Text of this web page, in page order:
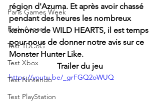
Paris Games Week
Early Access
Test 1DCoG
Test Xbox
Test Nintendo
Test PlayStation
région d'Azuma. Et après avoir chassé
pendant des heures les nombreux
kemono de WILD HEARTS, il est temps
pour nous de donner notre avis sur ce
Monster Hunter Like.
Trailer du jeu
https://youtu.be/_grFGQ2oWUQ